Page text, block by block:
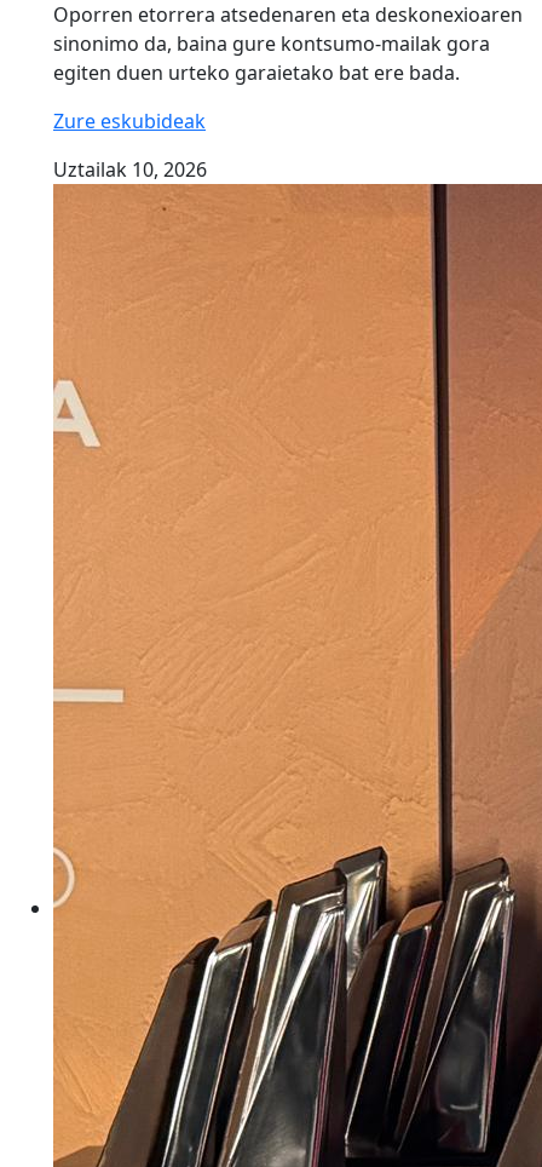
Oporren etorrera atsedenaren eta deskonexioaren
sinonimo da, baina gure kontsumo-mailak gora
egiten duen urteko garaietako bat ere bada.
Zure eskubideak
Uztailak 10, 2026